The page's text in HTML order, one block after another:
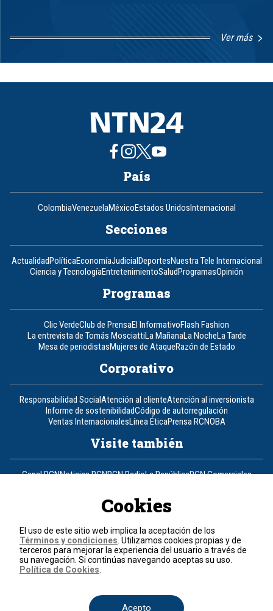
Ver más
1
8
País
ColombiaVenezuelaMéxicoEstados UnidosInternacional
Secciones
ActualidadPolíticaEconomíaJudicialDeportesNuestra Tele Internacional
Ciencia y TecnologíaEntretenimientoSaludProgramasOpinión
Programas
Clic VerdeClub de PrensaEl InformativoFlash Fashion
La entrevista de Tomás MosciattiLa MañanaLa NocheLa Tarde
Mesa de periodistasMujeres de AtaqueRazón de Estado
Corporativo
Responsabilidad SocialAtención al clienteAtención al inversionista
Informe de sostenibilidadCódigo de autorregulación
Ventas InternacionalesLínea ÉticaPrensa RCNOBA
Visite también
Canal RCNNoticias RCNRCN RadioLa RepúblicaRCN Comerciales
Un producto de RCN Televisión
Contáctenos
Teléfono+57 (601) 426 92 92
Términos y condiciones
Cookies
El uso de este sitio web implica la aceptación de los
Términos y condiciones . Utilizamos cookies propias y de
terceros para mejorar la experiencia del usuario a través de
su navegación. Si continúas navegando aceptas su uso.
Política de Cookies
Acepto